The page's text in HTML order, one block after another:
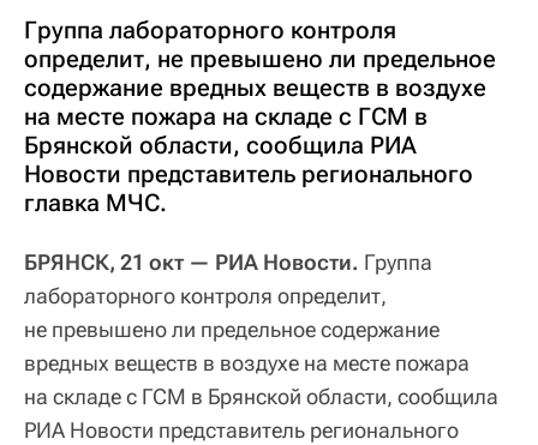
Группа лабораторного контроля
определит, не превышено ли предельное
содержание вредных веществ в воздухе
на месте пожара на складе с ГСМ в
Брянской области, сообщила РИА
Новости представитель регионального
главка МЧС.
БРЯНСК, 21 окт — РИА Новости. Группа
лабораторного контроля определит,
не превышено ли предельное содержание
вредных веществ в воздухе на месте пожара
на складе с ГСМ в Брянской области, сообщила
РИА Новости представитель регионального